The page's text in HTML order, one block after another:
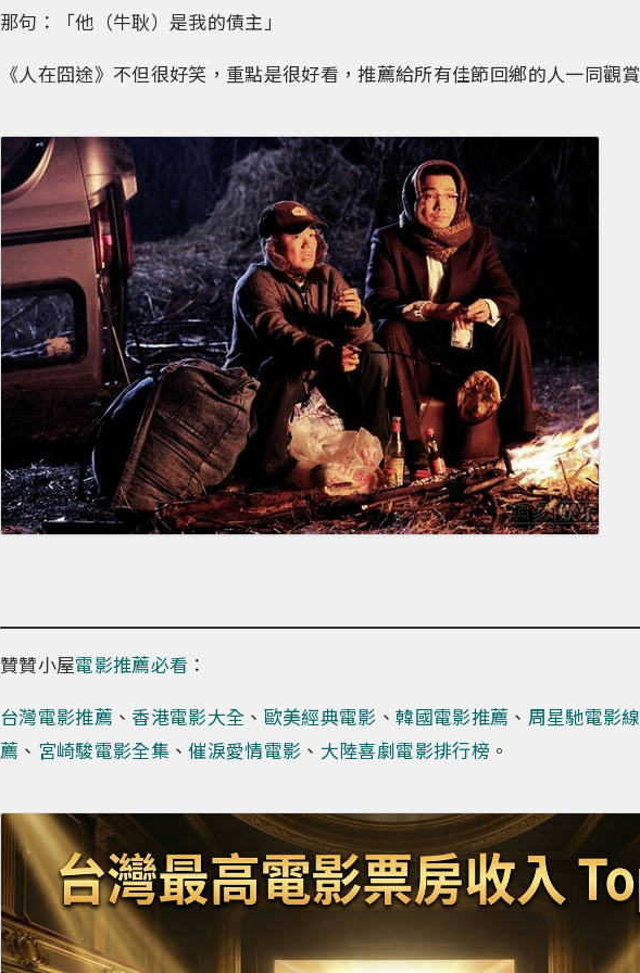
那句：「他（牛耿）是我的債主」
《人在囧途》不但很好笑，重點是很好看，推薦給所有佳節回鄉的人一同觀
贊贊小屋電影推薦必看 ：
台灣電影推薦 、 香港電影大全 、 歐美經典電影 、韓國電影推薦 、 周星馳電影
薦 、 宮崎駿電影全集 、 催淚愛情電影 、 大陸喜劇電影排行榜 。